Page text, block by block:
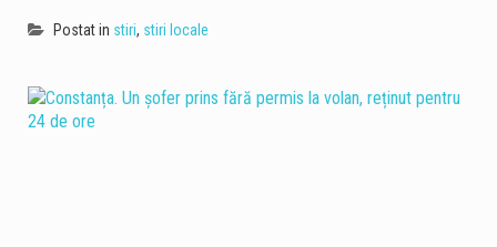
Postat in stiri, stiri locale